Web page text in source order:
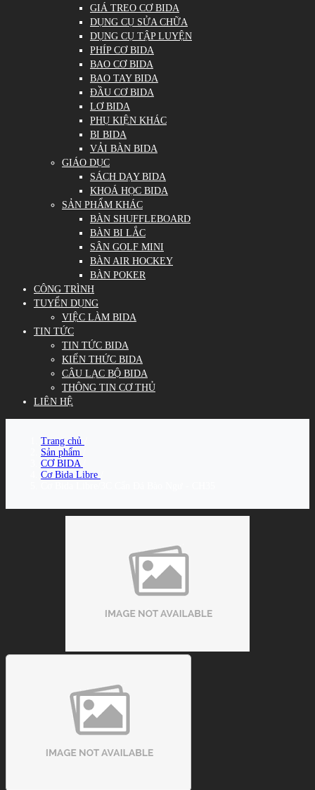
GIÁ TREO CƠ BIDA
DỤNG CỤ SỬA CHỮA
DỤNG CỤ TẬP LUYỆN
PHÍP CƠ BIDA
BAO CƠ BIDA
BAO TAY BIDA
ĐẦU CƠ BIDA
LƠ BIDA
PHỤ KIỆN KHÁC
BI BIDA
VẢI BÀN BIDA
GIÁO DỤC
SÁCH DẠY BIDA
KHOÁ HỌC BIDA
SẢN PHẨM KHÁC
BÀN SHUFFLEBOARD
BÀN BI LẮC
SÂN GOLF MINI
BÀN AIR HOCKEY
BÀN POKER
CÔNG TRÌNH
TUYỂN DỤNG
VIỆC LÀM BIDA
TIN TỨC
TIN TỨC BIDA
KIẾN THỨC BIDA
CÂU LẠC BỘ BIDA
THÔNG TIN CƠ THỦ
LIÊN HỆ
Trang chủ
Sản phẩm
CƠ BIDA
Cơ Bida Libre